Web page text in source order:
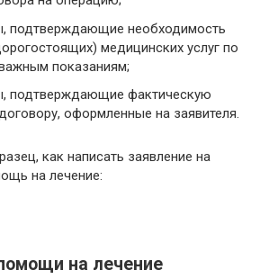
подтверждающие необходимость
медицинских услуг по
показаниям;
подтверждающие фактическую
оформленные на заявителя.
как написать заявление на
на лечение:
на лечение